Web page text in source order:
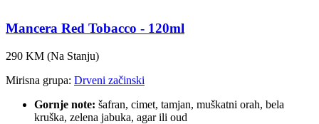
Mancera Red Tobacco - 120ml
290 KM (Na Stanju)
Mirisna grupa: Drveni začinski
Gornje note: šafran, cimet, tamjan, muškatni orah, bela
kruška, zelena jabuka, agar ili oud